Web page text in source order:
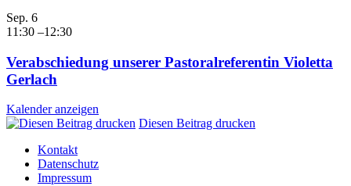
Sep. 6
11:30 –12:30
Verabschiedung unserer Pastoralreferentin Violetta
Gerlach
Kalender anzeigen
Diesen Beitrag drucken
Kontakt
Datenschutz
Impressum